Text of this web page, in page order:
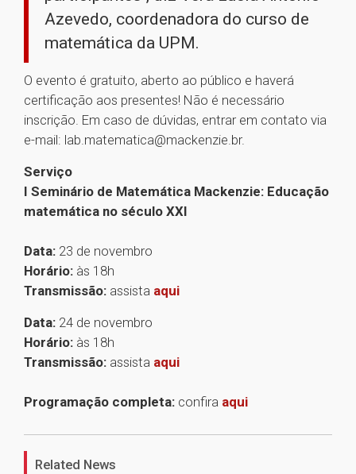
Azevedo, coordenadora do curso de
matemática da UPM.
O evento é gratuito, aberto ao público e haverá
certificação aos presentes! Não é necessário
inscrição. Em caso de dúvidas, entrar em contato via
e-mail: lab.matematica@mackenzie.br.
Serviço
I Seminário de Matemática Mackenzie: Educação
matemática no século XXI
Data: 23 de novembro
Horário: às 18h
Transmissão: assista aqui
Data: 24 de novembro
Horário: às 18h
Transmissão: assista aqui
Programação completa: confira aqui
1
Related News